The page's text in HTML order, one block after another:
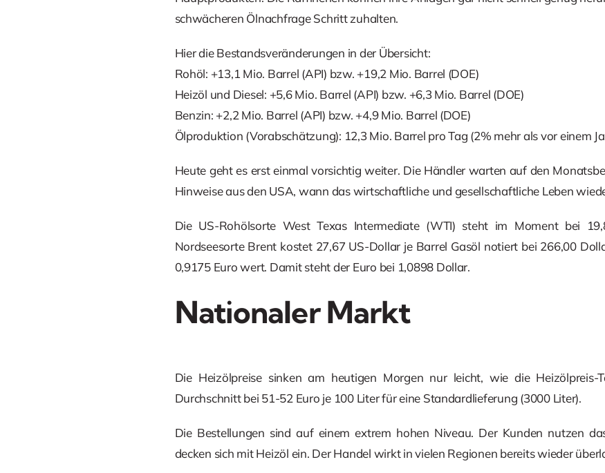
schwächeren Ölnachfrage Schritt zuhalten.
Hier die Bestandsveränderungen in der Übersicht:
Rohöl: +13,1 Mio. Barrel (API) bzw. +19,2 Mio. Barrel (DOE)
Heizöl und Diesel: +5,6 Mio. Barrel (API) bzw. +6,3 Mio. Barrel (DOE)
Benzin: +2,2 Mio. Barrel (API) bzw. +4,9 Mio. Barrel (DOE)
Ölproduktion (Vorabschätzung): 12,3 Mio. Barrel pro Tag (2% mehr als vor einem
Heute geht es erst einmal vorsichtig weiter. Die Händler warten auf den
Hinweise aus den USA, wann das wirtschaftliche und gesellschaftliche Leben
Die US-Rohölsorte West Texas Intermediate (WTI) steht im Moment bei
Nordseesorte Brent kostet 27,67 US-Dollar je Barrel Gasöl notiert bei 266,00
0,9175 Euro wert. Damit steht der Euro bei 1,0898 Dollar.
Nationaler Markt
Die Heizölpreise sinken am heutigen Morgen nur leicht, wie die Heizölpreis-
Durchschnitt bei 51-52 Euro je 100 Liter für eine Standardlieferung (3000 Liter).
Die Bestellungen sind auf einem extrem hohen Niveau. Der Kunden nutzen
decken sich mit Heizöl ein. Der Handel wirkt in vielen Regionen bereits wieder